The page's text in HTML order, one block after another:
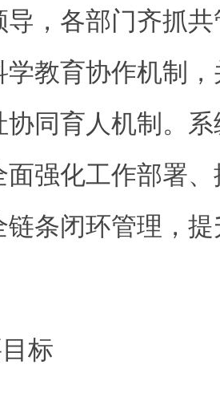
导，各部门齐抓
学教育协作机制
协同育人机制。
面强化工作部署
链条闭环管理，
标